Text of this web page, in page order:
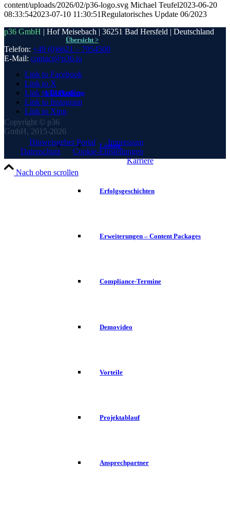
Übersicht >
UDI Platform
Lösung
Erfolgsgeschichten
Erweiterungen – Content Packages
Compliance-Termine
Demovideo
Vorteile
Projektablauf
Ansprechpartner
content/uploads/2026/02/p36-logo.svg Michael Teufel2023-06-20
08:33:542023-07-10 11:30:51Regulatorisches Update 06/2023
p36 GmbH | Hof Meisebach | 36251 Bad Hersfeld | Deutschland
Telefon: +49 (0)6621 – 7954500
E-Mail: contact@p36.io
Link to Facebook
Link to X
Link to LinkedIn
Link to Instagram
Link to Xing
Copyright © p36
GmbH, 2015-2026
Hinweisgeber Portal — Impressum
Datenschutz
Cookie-Einstellungen
Karriere
Nach oben scrollen